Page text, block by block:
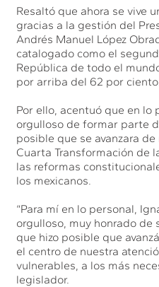
Resaltó que ahora se vive
gracias a la gestión del
Andrés Manuel López
catalogado como el
República de todo el
por arriba del 62 por
Por ello, acentuó que en lo
orgulloso de formar parte
posible que se avanzara
Cuarta Transformación de
las reformas
los mexicanos.
“Para mí en lo personal,
orgulloso, muy honrado
que hizo posible que
el centro de nuestra
vulnerables, a los más
legislador.